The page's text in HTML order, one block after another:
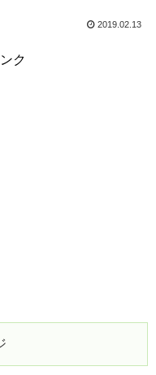
2019.02.13
ク